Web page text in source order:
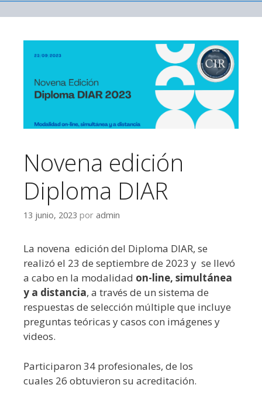
Novena edición
Diploma DIAR
13 junio, 2023 por admin
La novena edición del Diploma DIAR, se
realizó el 23 de septiembre de 2023 y se llevó
a cabo en la modalidad on-line, simultánea
y a distancia, a través de un sistema de
respuestas de selección múltiple que incluye
preguntas teóricas y casos con imágenes y
videos.
Participaron 34 profesionales, de los
cuales 26 obtuvieron su acreditación.